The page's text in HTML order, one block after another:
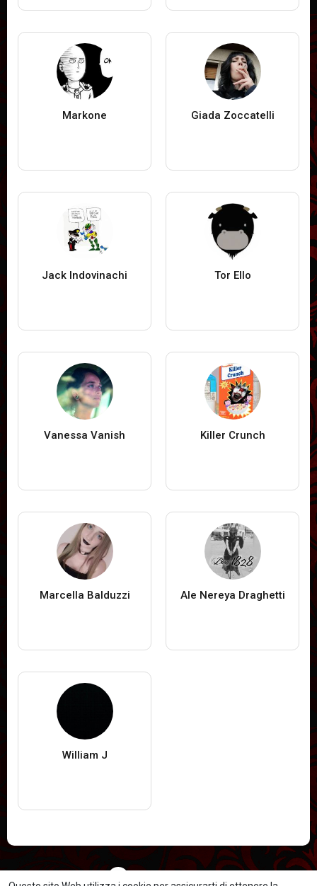
Markone Giada Zoccatelli
Jack Indovinachi Tor Ello
Vanessa Vanish Killer Crunch
Marcella Balduzzi Ale Nereya Draghetti
William J